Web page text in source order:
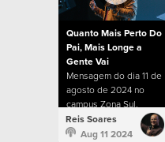
Quanto Mais Perto Do
Pai, Mais Longe a
Gente Vai
Mensagem do dia 11 de
agosto de 2024 no
campus Zona Sul.
Reis Soares
Aug 11 2024